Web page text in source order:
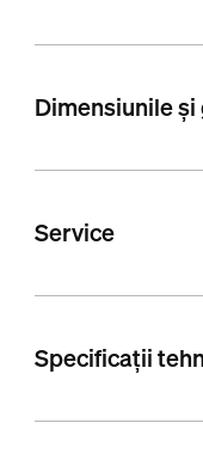
Dimensiunile
Service
Specificații